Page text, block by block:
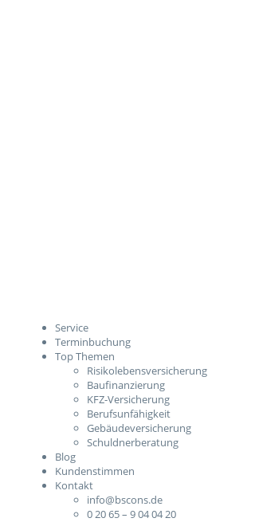
Service
Terminbuchung
Top Themen
Risikolebensversicherung
Baufinanzierung
KFZ-Versicherung
Berufsunfähigkeit
Gebäudeversicherung
Schuldnerberatung
Blog
Kundenstimmen
Kontakt
info@bscons.de
0 20 65 – 9 04 04 20